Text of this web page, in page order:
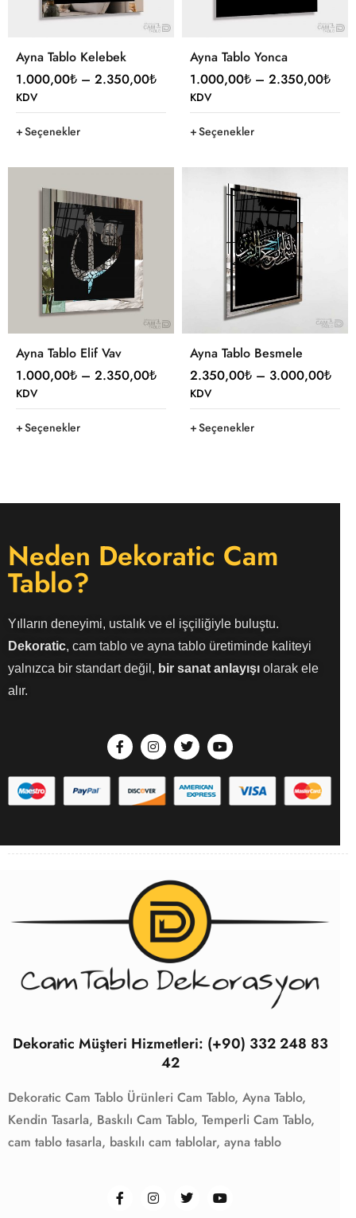
Ayna Tablo Kelebek
1.000,00₺ – 2.350,00₺
KDV
Seçenekler
Ayna Tablo Yonca
1.000,00₺ – 2.350,00₺
KDV
Seçenekler
Ayna Tablo Elif Vav
1.000,00₺ – 2.350,00₺
KDV
Seçenekler
Ayna Tablo Besmele
2.350,00₺ – 3.000,00₺
KDV
Seçenekler
Neden Dekoratic Cam
Tablo?
Yılların deneyimi, ustalık ve el işçiliğiyle buluştu.
Dekoratic, cam tablo ve ayna tablo üretiminde kaliteyi
yalnızca bir standart değil, bir sanat anlayışı olarak ele
alır.
Dekoratic Müşteri Hizmetleri: (+90) 332 248 83
42
Dekoratic Cam Tablo Ürünleri Cam Tablo, Ayna Tablo,
Kendin Tasarla, Baskılı Cam Tablo, Temperli Cam Tablo,
cam tablo tasarla, baskılı cam tablolar, ayna tablo